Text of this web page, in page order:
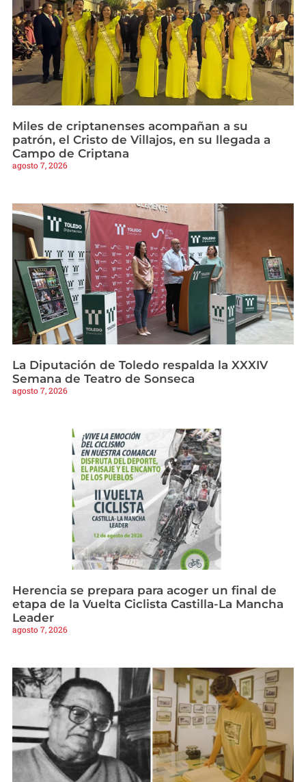
Miles de criptanenses acompañan a su
patrón, el Cristo de Villajos, en su llegada a
Campo de Criptana
agosto 7, 2026
La Diputación de Toledo respalda la XXXIV
Semana de Teatro de Sonseca
agosto 7, 2026
Herencia se prepara para acoger un final de
etapa de la Vuelta Ciclista Castilla-La Mancha
Leader
agosto 7, 2026